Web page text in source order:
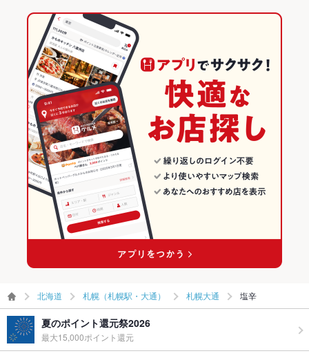
北海道 札幌（札幌駅・大通） 札幌大通 塩辛
夏のポイント還元祭2026
最大15,000ポイント還元